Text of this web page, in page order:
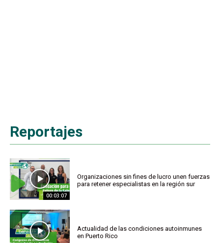
Reportajes
00:03:07
Organizaciones sin fines de lucro unen fuerzas
para retener especialistas en la región sur
Actualidad de las condiciones autoinmunes
en Puerto Rico